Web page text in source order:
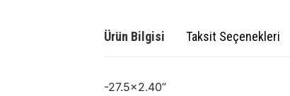
Ürün Bilgisi Taksit Seçenekleri
-27.5x2.40”